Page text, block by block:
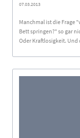
07.03.2013
Manchmal ist die Frage
Bett springen?" so gar
Oder Kraftlosigkeit. Und